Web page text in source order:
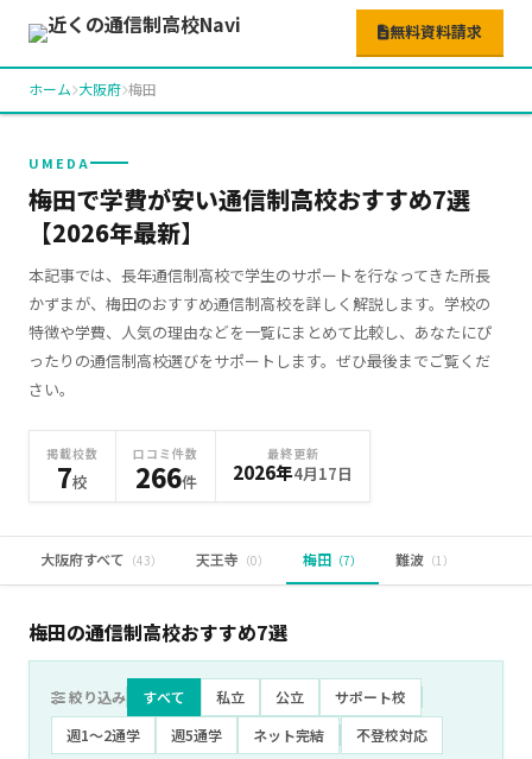
無料資料請求
ホーム 大阪府 梅田
UMEDA
梅田で学費が安い通信制高校おすすめ7選
【2026年最新】
本記事では、長年通信制高校で学生のサポートを行なってきた所長
かずまが、梅田のおすすめ通信制高校を詳しく解説します。学校の
特徴や学費、人気の理由などを一覧にまとめて比較し、あなたにぴ
ったりの通信制高校選びをサポートします。ぜひ最後までご覧くだ
さい。
掲載校数
7校
口コミ件数
266件
最終更新
2026年4月17日
大阪府すべて （43） 天王寺 （0） 梅田 （7） 難波 （1）
梅田の通信制高校おすすめ7選
絞り込み すべて 私立 公立
サポート校
週1〜2通学
週5通学 ネット完結
不登校対応